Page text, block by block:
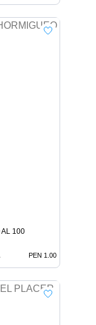
AL 100
PEN 1.00